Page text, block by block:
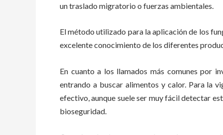
un traslado migratorio o fuerzas ambientales.
El método utilizado para la aplicación de los
excelente conocimiento de los diferentes
En cuanto a los llamados más comunes por
entrando a buscar alimentos y calor. Para la
efectivo, aunque suele ser muy fácil detectar
bioseguridad.